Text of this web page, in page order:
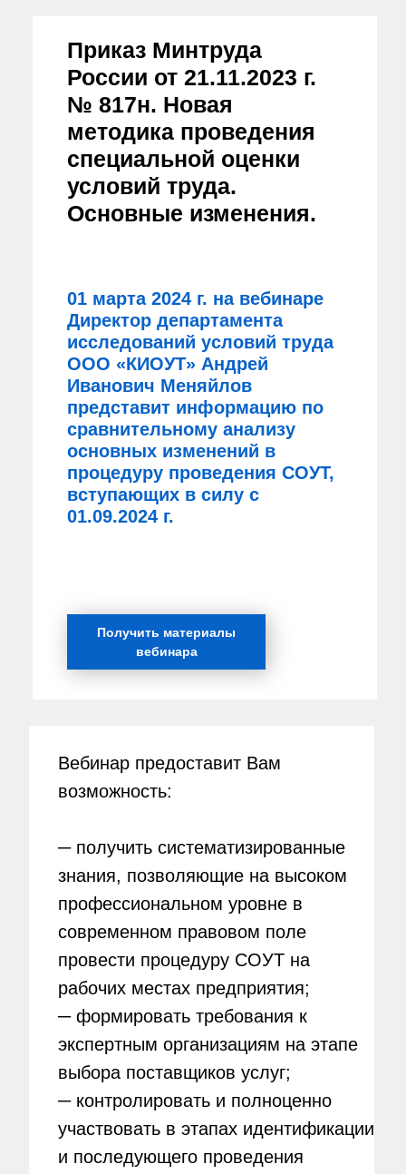
01 марта 2024 г. на вебинаре
Директор департамента
исследований условий труда
ООО «КИОУТ» Андрей
Иванович Меняйлов
представит информацию по
сравнительному анализу
основных изменений в
процедуру проведения СОУТ,
вступающих в силу с
01.09.2024 г.
Приказ Минтруда
России от 21.11.2023 г.
№ 817н. Новая
методика проведения
специальной оценки
условий труда.
Основные изменения.
Получить материалы
вебинара
Вебинар предоставит Вам
возможность:
─ получить систематизированные
знания, позволяющие на высоком
профессиональном уровне в
современном правовом поле
провести процедуру СОУТ на
рабочих местах предприятия;
─ формировать требования к
экспертным организациям на этапе
выбора поставщиков услуг;
─ контролировать и полноценно
участвовать в этапах идентификации
и последующего проведения